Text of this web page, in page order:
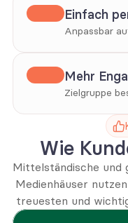
Einfach
Anpassbar
Mehr
Zielgruppe
Wie
Mittelständische und
Medienhäuser
treuesten und